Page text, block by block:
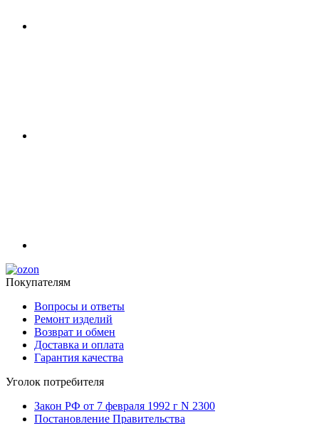
Покупателям
Вопросы и ответы
Ремонт изделий
Возврат и обмен
Доставка и оплата
Гарантия качества
Уголок потребителя
Закон РФ от 7 февраля 1992 г N 2300
Постановление Правительства